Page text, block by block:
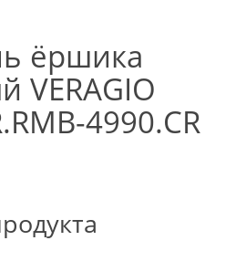
ёршика
VERAGIO
4990.CR